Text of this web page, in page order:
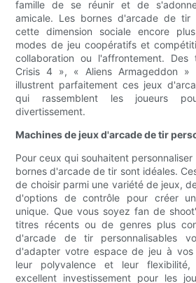
famille de se réunir et de
amicale. Les bornes d'arcade de tir
cette dimension sociale encore
modes de jeu coopératifs et
collaboration ou l'affrontement.
Crisis 4 », « Aliens Armageddon
illustrent parfaitement ces jeux
qui rassemblent les joueurs
divertissement.
Machines de jeux d'arcade de tir
Pour ceux qui souhaitent
bornes d'arcade de tir sont idéales.
de choisir parmi une variété de jeux,
d'options de contrôle pour créer
unique. Que vous soyez fan de
titres récents ou de genres plus
d'arcade de tir personnalisables
d'adapter votre espace de jeu à vos
leur polyvalence et leur
excellent investissement pour les